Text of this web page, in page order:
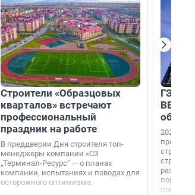
Строители «Образцовых
кварталов» встречают
профессиональный
праздник на работе
В преддверии Дня строителя топ-
менеджеры компании «СЗ
„Терминал-Ресурс“ — о планах
компании, испытаниях и поводах для
осторожного оптимизма.
ГЭС,
ВВП: в
об
2026-й —
раз. В